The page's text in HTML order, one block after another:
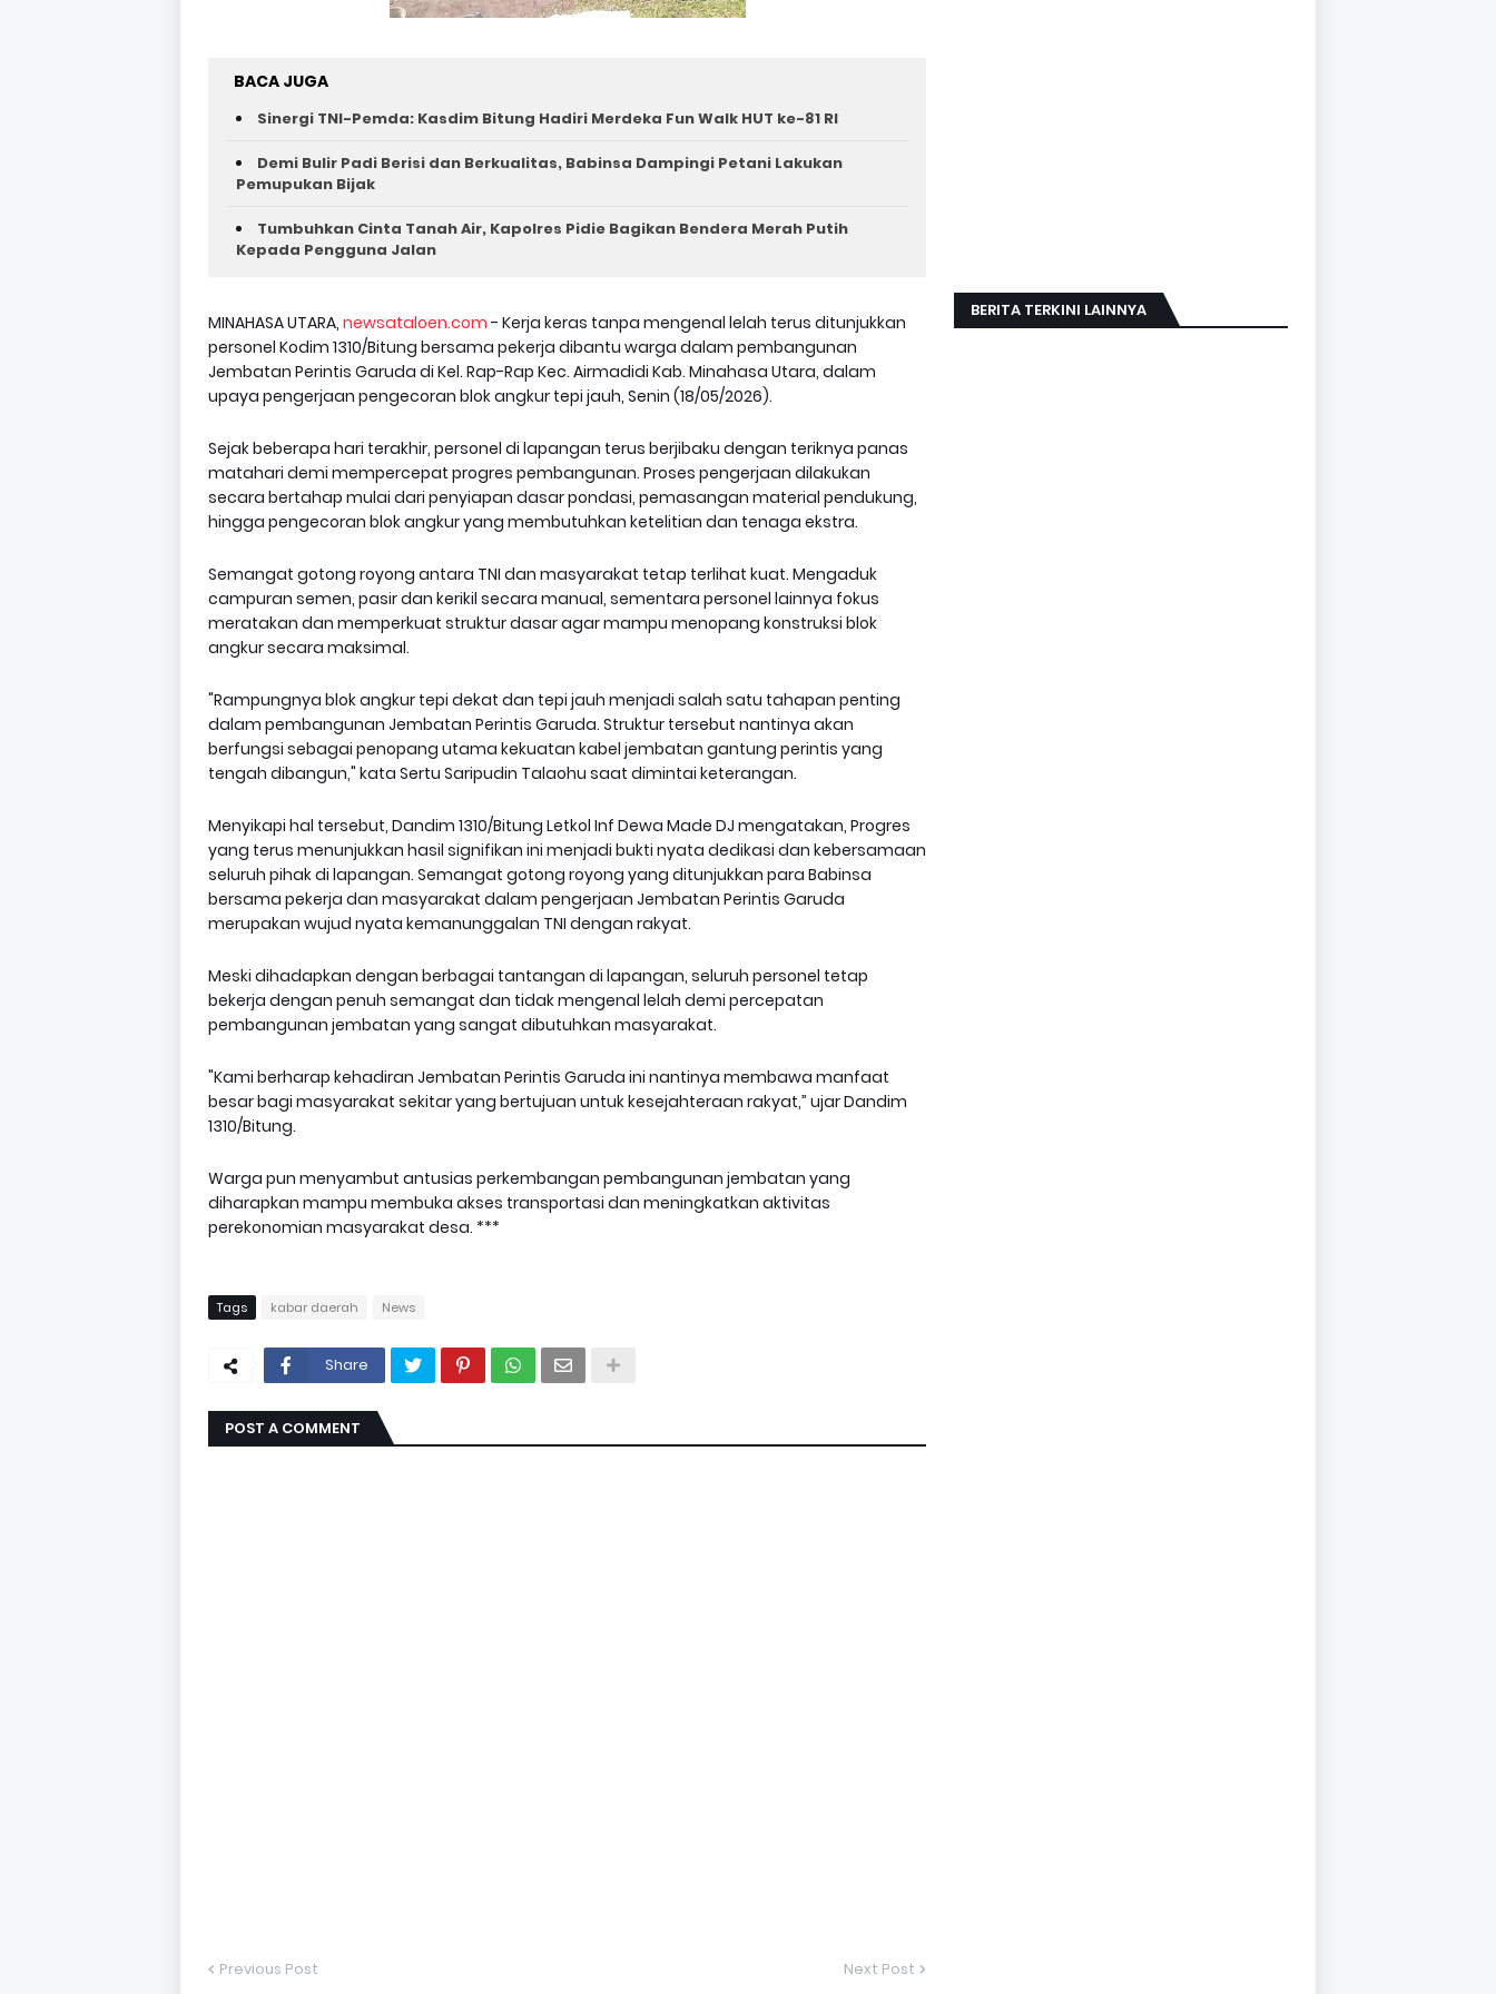
BACA JUGA
Sinergi TNI-Pemda: Kasdim Bitung Hadiri Merdeka Fun Walk HUT ke-81 RI
Demi Bulir Padi Berisi dan Berkualitas, Babinsa Dampingi Petani Lakukan
Pemupukan Bijak
Tumbuhkan Cinta Tanah Air, Kapolres Pidie Bagikan Bendera Merah Putih
Kepada Pengguna Jalan ‎
MINAHASA UTARA, newsataloen.com - Kerja keras tanpa mengenal lelah terus ditunjukkan
personel Kodim 1310/Bitung bersama pekerja dibantu warga dalam pembangunan
Jembatan Perintis Garuda di Kel. Rap-Rap Kec. Airmadidi Kab. Minahasa Utara, dalam
upaya pengerjaan pengecoran blok angkur tepi jauh, Senin (18/05/2026).
Sejak beberapa hari terakhir, personel di lapangan terus berjibaku dengan teriknya panas
matahari demi mempercepat progres pembangunan. Proses pengerjaan dilakukan
secara bertahap mulai dari penyiapan dasar pondasi, pemasangan material pendukung,
hingga pengecoran blok angkur yang membutuhkan ketelitian dan tenaga ekstra.
Semangat gotong royong antara TNI dan masyarakat tetap terlihat kuat. Mengaduk
campuran semen, pasir dan kerikil secara manual, sementara personel lainnya fokus
meratakan dan memperkuat struktur dasar agar mampu menopang konstruksi blok
angkur secara maksimal.
"Rampungnya blok angkur tepi dekat dan tepi jauh menjadi salah satu tahapan penting
dalam pembangunan Jembatan Perintis Garuda. Struktur tersebut nantinya akan
berfungsi sebagai penopang utama kekuatan kabel jembatan gantung perintis yang
tengah dibangun," kata Sertu Saripudin Talaohu saat dimintai keterangan.
Menyikapi hal tersebut, Dandim 1310/Bitung Letkol Inf Dewa Made DJ mengatakan, Progres
yang terus menunjukkan hasil signifikan ini menjadi bukti nyata dedikasi dan kebersamaan
seluruh pihak di lapangan. Semangat gotong royong yang ditunjukkan para Babinsa
bersama pekerja dan masyarakat dalam pengerjaan Jembatan Perintis Garuda
merupakan wujud nyata kemanunggalan TNI dengan rakyat.
Meski dihadapkan dengan berbagai tantangan di lapangan, seluruh personel tetap
bekerja dengan penuh semangat dan tidak mengenal lelah demi percepatan
pembangunan jembatan yang sangat dibutuhkan masyarakat.
"Kami berharap kehadiran Jembatan Perintis Garuda ini nantinya membawa manfaat
besar bagi masyarakat sekitar yang bertujuan untuk kesejahteraan rakyat,” ujar Dandim
1310/Bitung.
Warga pun menyambut antusias perkembangan pembangunan jembatan yang
diharapkan mampu membuka akses transportasi dan meningkatkan aktivitas
perekonomian masyarakat desa. ***
Tags kabar daerah News
Share
POST A COMMENT
Previous Post Next Post
BERITA TERKINI LAINNYA